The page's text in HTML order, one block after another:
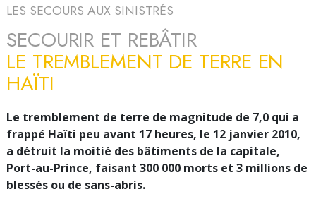
LES SECOURS AUX SINISTRÉS
SECOURIR ET REBÂTIR
LE TREMBLEMENT DE TERRE EN
HAÏTI
Le tremblement de terre de magnitude de 7,0 qui a
frappé Haïti peu avant 17 heures, le 12 janvier 2010,
a détruit la moitié des bâtiments de la capitale,
Port-au-Prince, faisant 300 000 morts et 3 millions de
blessés ou de sans-abris.